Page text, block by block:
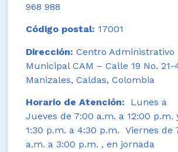
968 988
Código postal: 17001
Dirección: Centro Administrativo
Municipal CAM – Calle 19 No. 21-
Manizales, Caldas, Colombia
Horario de Atención: Lunes a
Jueves de 7:00 a.m. a 12:00 p.m.
1:30 p.m. a 4:30 p.m. Viernes de
a.m. a 3:00 p.m. , en jornada